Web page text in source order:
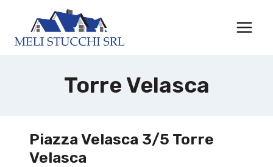
contenuto
Torre Velasca
Piazza Velasca 3/5 Torre
Velasca